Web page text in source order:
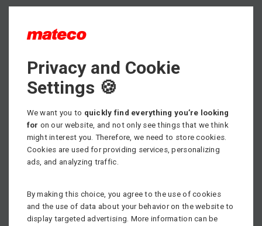
napríklad ani les.
Ruthmann Bluelift SA 31. Výhodou je, že vďaka pásovým
podvozkom sa vieme dostať aj do náročného a
nedostupného terénu. Kompletnú ponuku špeciálnych
plošín nájdeTU .
Potrebujete prenajať, alebo si kúpiť pracovnú plošinu,
prípadne potrebujete poradiť pri výbere vhodného
pracovného stroja?
nájdete
TU.
Privacy and Cookie
Settings 🍪
We want you to quickly find everything you’re looking
for on our website, and not only see things that we think
might interest you. Therefore, we need to store cookies.
Cookies are used for providing services, personalizing
ads, and analyzing traffic.
By making this choice, you agree to the use of cookies
and the use of data about your behavior on the website to
display targeted advertising. More information can be